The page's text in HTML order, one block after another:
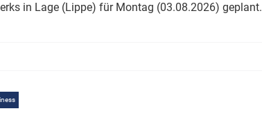
in Lage (Lippe) für Montag (03.08.2026) geplant.